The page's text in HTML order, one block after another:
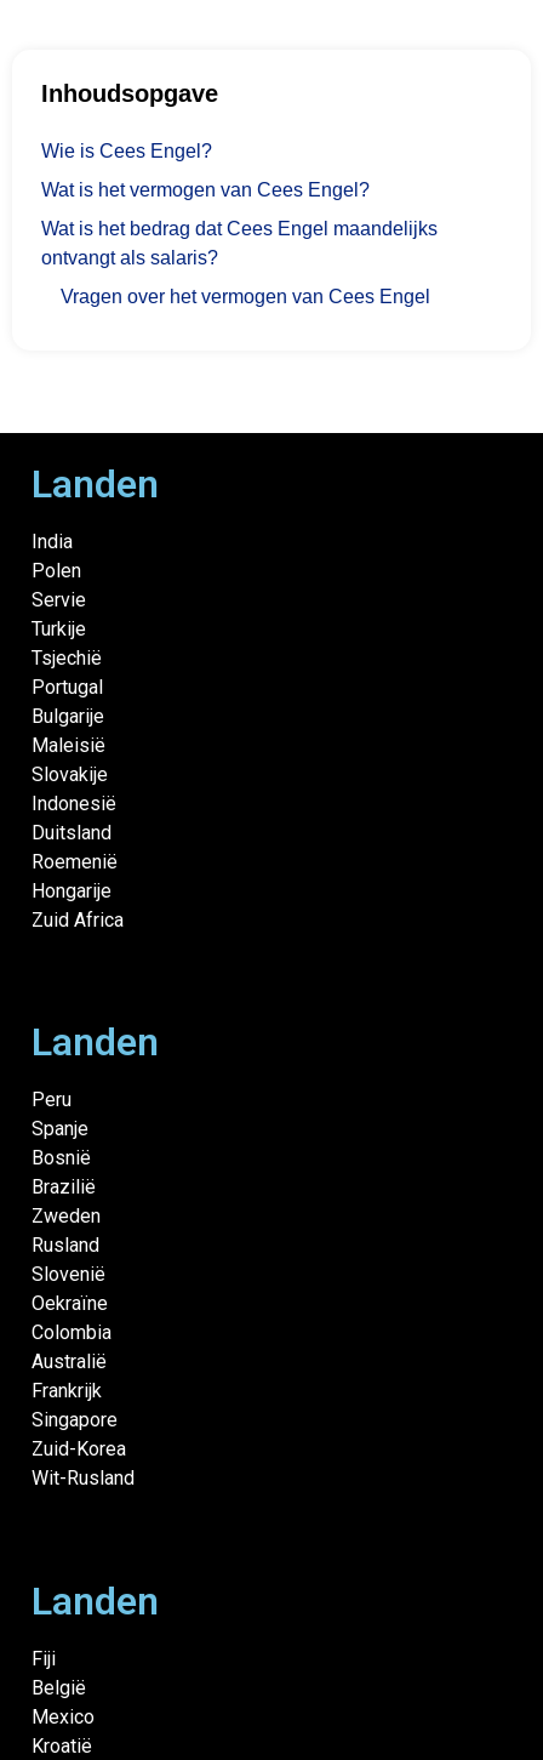
Inhoudsopgave
Wie is Cees Engel?
Wat is het vermogen van Cees Engel?
Wat is het bedrag dat Cees Engel maandelijks
ontvangt als salaris?
Vragen over het vermogen van Cees Engel
Landen
India
Polen
Servie
Turkije
Tsjechië
Portugal
Bulgarije
Maleisië
Slovakije
Indonesië
Duitsland
Roemenië
Hongarije
Zuid Africa
Landen
Peru
Spanje
Bosnië
Brazilië
Zweden
Rusland
Slovenië
Oekraïne
Colombia
Australië
Frankrijk
Singapore
Zuid-Korea
Wit-Rusland
Landen
Fiji
België
Mexico
Kroatië